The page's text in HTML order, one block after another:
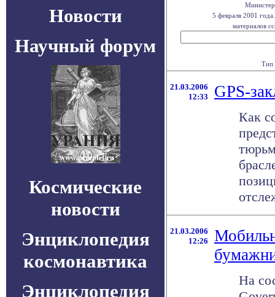
Новости
Научный форум
Космические
новости
Энциклопедия
космонавтика
Энциклопедия
5 февраля 2001
материалов
Тип
21.03.2006
12:33
GPS-
Как
21.03.2006
12:26
На